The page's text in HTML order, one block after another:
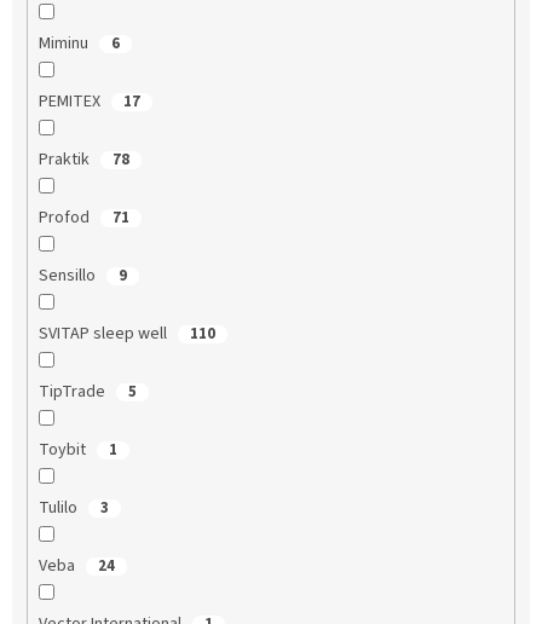
Miminu 6
PEMITEX 17
Praktik 78
Profod 71
Sensillo 9
SVITAP sleep well 110
TipTrade 5
Toybit 1
Tulilo 3
Veba 24